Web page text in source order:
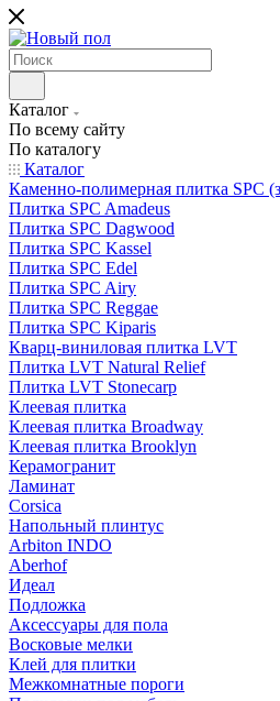
Каталог
По всему сайту
По каталогу
Каталог
Каменно-полимерная плитка SPC
Плитка SPC Amadeus
Плитка SPC Dagwood
Плитка SPC Kassel
Плитка SPC Edel
Плитка SPC Airy
Плитка SPC Reggae
Плитка SPC Kiparis
Кварц-виниловая плитка LVT
Плитка LVT Natural Relief
Плитка LVT Stonecarp
Клеевая плитка
Клеевая плитка Broadway
Клеевая плитка Brooklyn
Керамогранит
Ламинат
Corsica
Напольный плинтус
Arbiton INDO
Aberhof
Идеал
Подложка
Аксессуары для пола
Восковые мелки
Клей для плитки
Межкомнатные пороги